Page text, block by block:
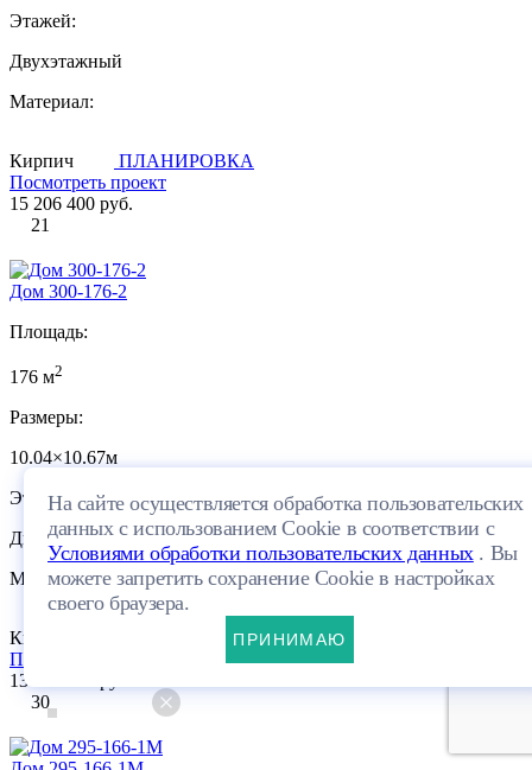
Этажей:
Двухэтажный
Материал:
Кирпич
ПЛАНИРОВКА
Посмотреть проект
15 206 400 руб.
21
Дом 300-176-2
Площадь:
176 м2
Размеры:
10.04×10.67м
Этажей:
Двухэтажный
Материал:
Кирпич
ПЛАНИРОВКА
Посмотреть проект
13 678 400 руб.
30
На сайте осуществляется обработка пользовательских
данных с использованием Cookie в соответствии с
Условиями обработки пользовательских данных. Вы
можете запретить сохранение Cookie в настройках
своего браузера.
ПРИНИМАЮ